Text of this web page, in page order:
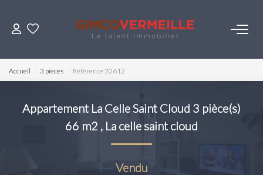
ACHETER
LOUER
ESTIMER
Accueil 3 pièces Référence 20612
Appartement La Celle Saint Cloud 3 pièce(s)
66 m2 , La celle saint cloud
Vendu